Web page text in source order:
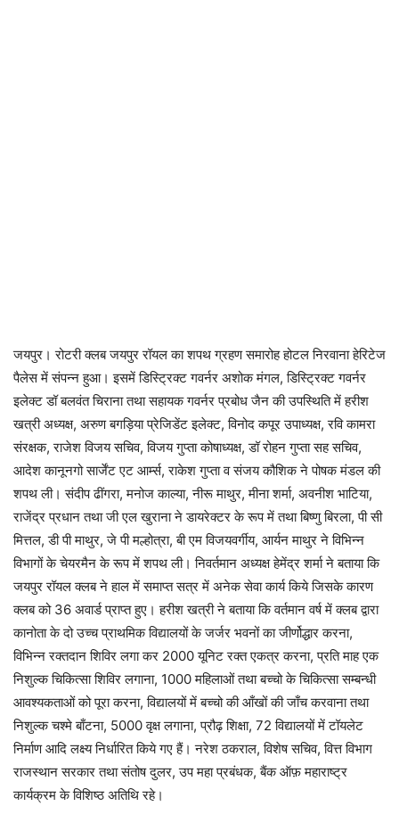
जयपुर। रोटरी क्लब जयपुर रॉयल का शपथ ग्रहण समारोह होटल निरवाना हेरिटेज
पैलेस में संपन्न हुआ। इसमें डिस्ट्रिक्ट गवर्नर अशोक मंगल, डिस्ट्रिक्ट गवर्नर
इलेक्ट डॉ बलवंत चिराना तथा सहायक गवर्नर प्रबोध जैन की उपस्थिति में हरीश
खत्री अध्यक्ष, अरुण बगड़िया प्रेजिडेंट इलेक्ट, विनोद कपूर उपाध्यक्ष, रवि कामरा
संरक्षक, राजेश विजय सचिव, विजय गुप्ता कोषाध्यक्ष, डॉ रोहन गुप्ता सह सचिव,
आदेश कानूनगो सार्जेंट एट आर्म्स, राकेश गुप्ता व संजय कौशिक ने पोषक मंडल की
शपथ ली। संदीप ढींगरा, मनोज काल्या, नीरू माथुर, मीना शर्मा, अवनीश भाटिया,
राजेंद्र प्रधान तथा जी एल खुराना ने डायरेक्टर के रूप में तथा बिष्णु बिरला, पी सी
मित्तल, डी पी माथुर, जे पी मल्होत्रा, बी एम विजयवर्गीय, आर्यन माथुर ने विभिन्न
विभागों के चेयरमैन के रूप में शपथ ली। निवर्तमान अध्यक्ष हेमेंद्र शर्मा ने बताया कि
जयपुर रॉयल क्लब ने हाल में समाप्त सत्र में अनेक सेवा कार्य किये जिसके कारण
क्लब को 36 अवार्ड प्राप्त हुए। हरीश खत्री ने बताया कि वर्तमान वर्ष में क्लब द्वारा
कानोता के दो उच्च प्राथमिक विद्यालयों के जर्जर भवनों का जीर्णोद्धार करना,
विभिन्न रक्तदान शिविर लगा कर 2000 यूनिट रक्त एकत्र करना, प्रति माह एक
निशुल्क चिकित्सा शिविर लगाना, 1000 महिलाओं तथा बच्चो के चिकित्सा सम्बन्धी
आवश्यकताओं को पूरा करना, विद्यालयों में बच्चो की आँखों की जाँच करवाना तथा
निशुल्क चश्मे बाँटना, 5000 वृक्ष लगाना, प्रौढ़ शिक्षा, 72 विद्यालयों में टॉयलेट
निर्माण आदि लक्ष्य निर्धारित किये गए हैं। नरेश ठकराल, विशेष सचिव, वित्त विभाग
राजस्थान सरकार तथा संतोष दुलर, उप महा प्रबंधक, बैंक ऑफ़ महाराष्ट्र
कार्यक्रम के विशिष्ठ अतिथि रहे।